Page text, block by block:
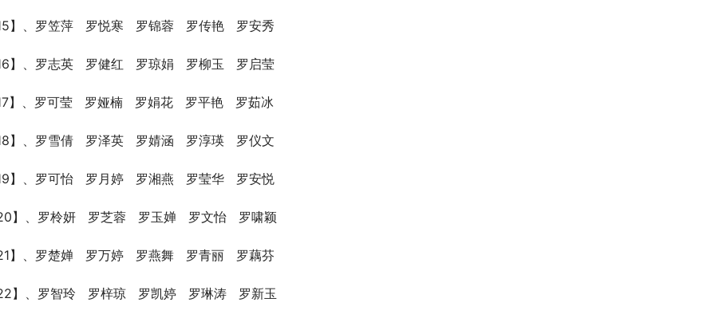
】、罗笠萍   罗悦寒   罗锦蓉   罗传艳   罗安秀
16】、罗志英   罗健红   罗琼娟   罗柳玉   罗启莹
】、罗可莹   罗娅楠   罗娟花   罗平艳   罗茹冰
】、罗雪倩   罗泽英   罗婧涵   罗淳瑛   罗仪文
19】、罗可怡   罗月婷   罗湘燕   罗莹华   罗安悦
20】、罗柃妍   罗芝蓉   罗玉婵   罗文怡   罗啸颖
】、罗楚婵   罗万婷   罗燕舞   罗青丽   罗藕芬
22】、罗智玲   罗梓琼   罗凯婷   罗琳涛   罗新玉